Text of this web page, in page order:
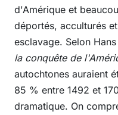
d'Amérique et
déportés, acculturés
esclavage. Selon
la conquête de
autochtones auraient
85 % entre 1492 et
dramatique. On